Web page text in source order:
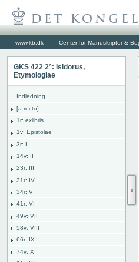
www.kb.dk Center for Manuskripter &
GKS 422 2°: Isidorus,
Etymologiae
Indledning
[a recto]
1r: exlibris
1v: Epistolae
3r: I
14v: II
23r: III
31r: IV
34r: V
41r: VI
49v: VII
58v: VIII
66r: IX
74v: X